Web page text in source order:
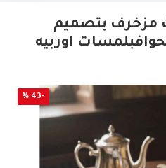
بتصميم
اوربيه
-43 %